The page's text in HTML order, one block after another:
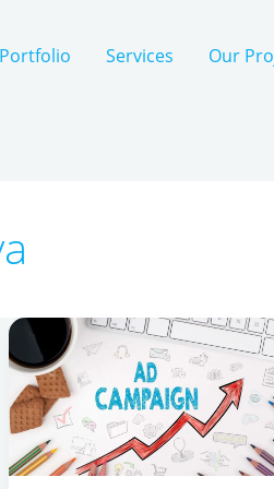
Portfolio Services Our
Jasa
Facebook
Ads
Surabaya
–